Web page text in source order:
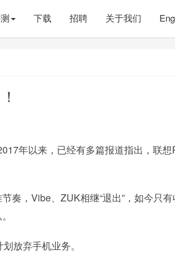
下载 招聘 关于我们
年以来，已经有多篇报道指出，联
奏，Vibe、ZUK相继“退出”，如今只
放弃手机业务。